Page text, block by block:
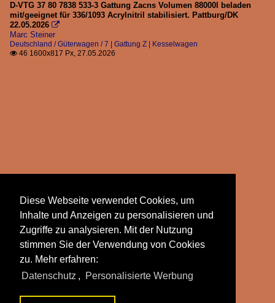
D-VTG 37 80 7838 533-3 Gattung Zacns Volumen 88000l beladen
mit/geeignet für 336/1093 Acrylnitril stabilisiert. Pattburg/DK
22.05.2026 
Marc Steiner
Deutschland / Güterwagen / 7 | Gattung Z | Kesselwagen
 46 1600x817 Px, 27.05.2026
Diese Webseite verwendet Cookies, um
Inhalte und Anzeigen zu personalisieren und
Zugriffe zu analysieren. Mit der Nutzung
stimmen Sie der Verwendung von Cookies
zu. Mehr erfahren:
Datenschutz , Personalisierte Werbung